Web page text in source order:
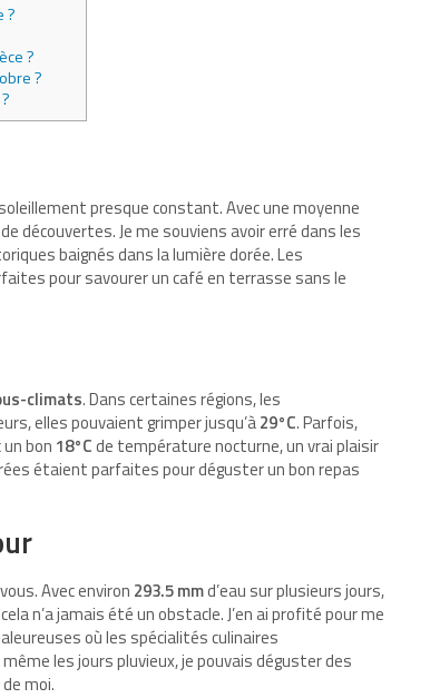
?
?
?
presque constant. Avec une moyenne
découvertes. Je me souviens avoir erré dans les
baignés dans la lumière dorée. Les
pour savourer un café en terrasse sans le
climats. Dans certaines régions, les
elles pouvaient grimper jusqu’à29°C. Parfois,
bon 18°Cde température nocturne, un vrai plaisir
étaient parfaites pour déguster un bon repas
Avec environ 293.5 mmd’eau sur plusieurs jours,
n’a jamais été un obstacle. J’en ai profité pour me
où les spécialités culinaires
les jours pluvieux, je pouvais déguster des
moi.